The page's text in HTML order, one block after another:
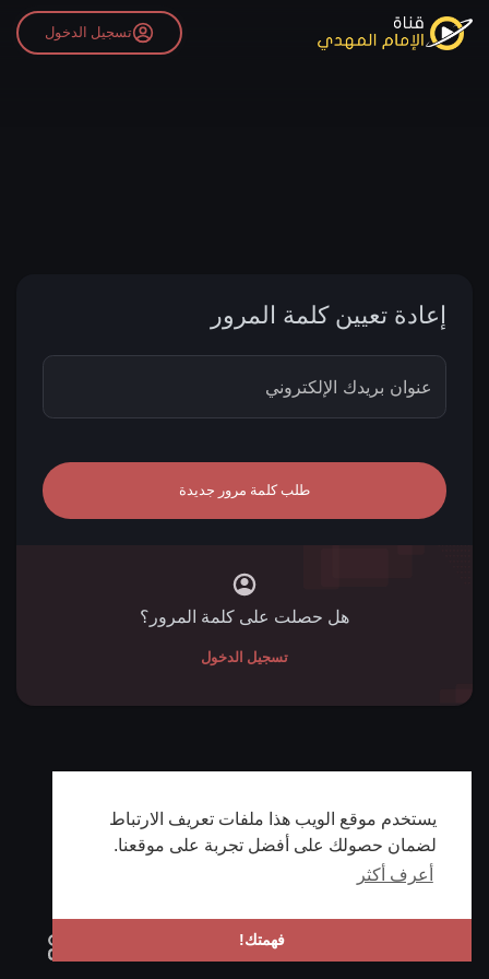
يستخدم موقع الويب هذا ملفات تعريف الارتباط
لضمان حصولك على أفضل تجربة على موقعنا.
أعرف أكثر
فهمتك!
تسجيل الدخول
إعادة تعيين كلمة المرور
عنوان بريدك الإلكتروني
هل حصلت على كلمة المرور؟
تسجيل الدخول